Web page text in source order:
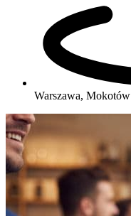
Warszawa, Mokotów